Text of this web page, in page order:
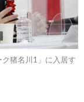
猪名川1」に入居す